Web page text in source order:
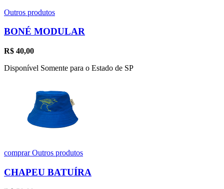
Outros produtos
BONÉ MODULAR
R$ 40,00
Disponível Somente para o Estado de SP
comprarOutros produtos
CHAPEU BATUÍRA